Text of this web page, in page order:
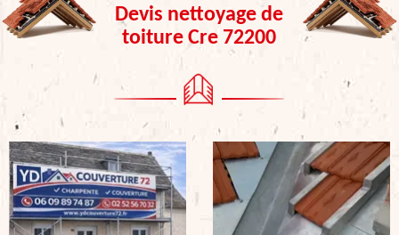
Devis nettoyage de
toiture Cre 72200